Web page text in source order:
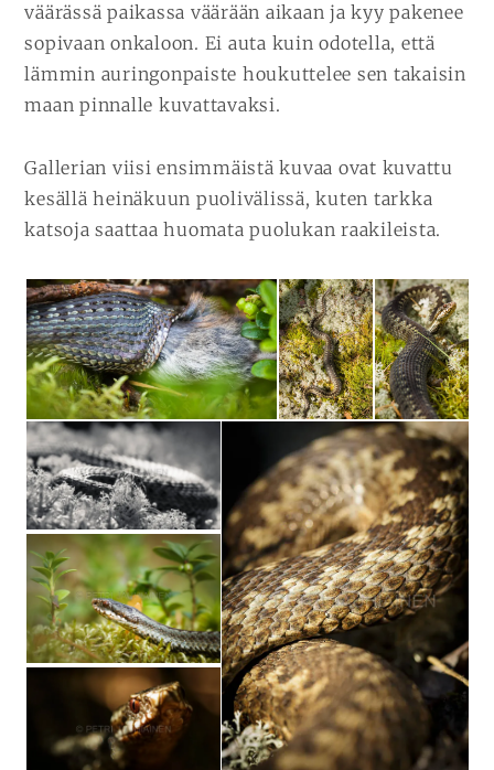
väärässä paikassa väärään aikaan ja kyy pakenee
sopivaan onkaloon. Ei auta kuin odotella, että
lämmin auringonpaiste houkuttelee sen takaisin
maan pinnalle kuvattavaksi.
Gallerian viisi ensimmäistä kuvaa ovat kuvattu
kesällä heinäkuun puolivälissä, kuten tarkka
katsoja saattaa huomata puolukan raakileista.